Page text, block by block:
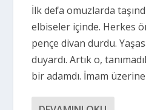
İlk defa omuzlarda
elbiseler içinde. Herkes
pençe divan durdu.
duyardı. Artık o,
bir adamdı. İmam